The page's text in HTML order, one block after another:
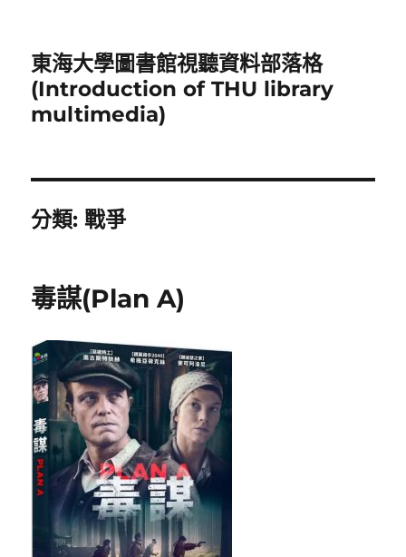
東海大學圖書館視聽資料部落格
(Introduction of THU library
multimedia)
分類:戰爭
毒謀(Plan A)